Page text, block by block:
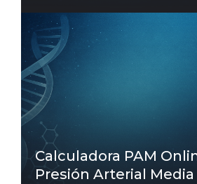
Calculadora PAM
Presión Arterial